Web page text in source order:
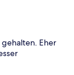
gehalten. Eher